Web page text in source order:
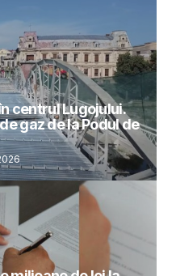
centrul Lugojului.
gaz de la Podul de